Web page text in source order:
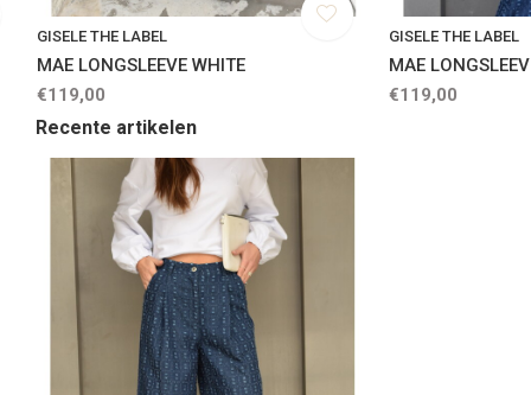
GISELE THE LABEL
MAE LONGSLEEVE WHITE
€119,00
GISELE THE LABEL
MAE
€119,00
Recente artikelen